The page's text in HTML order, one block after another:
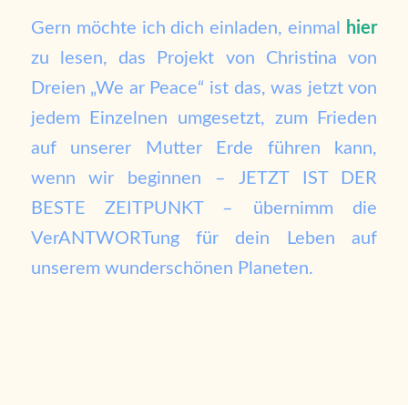
Gern möchte ich dich einladen, einmal
hier
zu lesen, das Projekt von Christina von
Dreien „We ar Peace“ ist das, was jetzt von
jedem Einzelnen umgesetzt, zum Frieden
auf unserer Mutter Erde führen kann,
wenn wir beginnen – JETZT IST DER
BESTE ZEITPUNKT – übernimm die
VerANTWORTung für dein Leben auf
unserem wunderschönen Planeten.